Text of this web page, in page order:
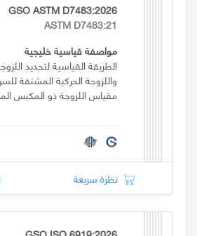
GSO ASTM D7483:2026
ASTM D7483:21
مواصفة قياسية خليجية
الطريقة القياسية لتحديد
واللزوجة الحركية المشتقة
مقياس اللزوجة ذو المكبس
نظرة سريعة